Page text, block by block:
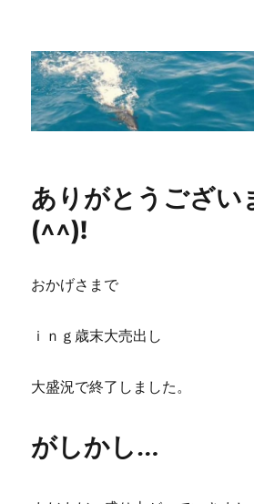
ing STAFF blog
ありがとうござい
(^^)!
おかげさまで
ｉｎｇ歳末大売出し
大盛況で終了しました。
がしかし…